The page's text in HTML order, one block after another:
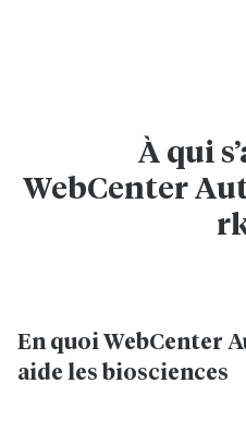
À qui
WebCenter
En quoi WebCenter
aide les biosciences